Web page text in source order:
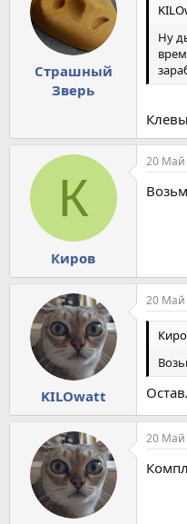
Страшный
Зверь
Ну
К
Киров
20 Май
KILOwatt
20 Май
20 Май